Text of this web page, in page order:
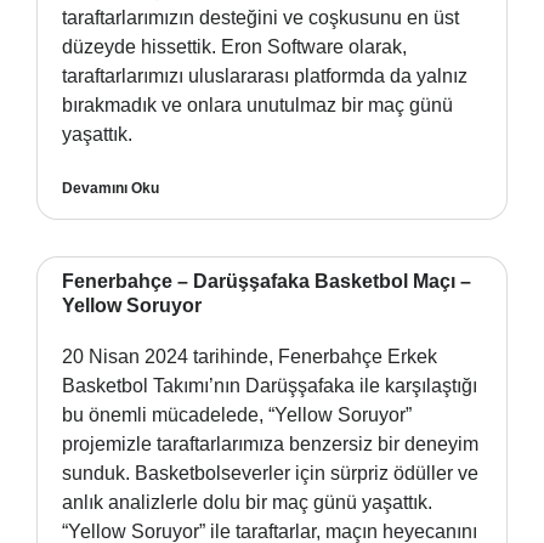
taraftarlarımızın desteğini ve coşkusunu en üst
düzeyde hissettik. Eron Software olarak,
taraftarlarımızı uluslararası platformda da yalnız
bırakmadık ve onlara unutulmaz bir maç günü
yaşattık.
Devamını Oku
Fenerbahçe – Darüşşafaka Basketbol Maçı –
Yellow Soruyor
20 Nisan 2024 tarihinde, Fenerbahçe Erkek
Basketbol Takımı’nın Darüşşafaka ile karşılaştığı
bu önemli mücadelede, “Yellow Soruyor”
projemizle taraftarlarımıza benzersiz bir deneyim
sunduk. Basketbolseverler için sürpriz ödüller ve
anlık analizlerle dolu bir maç günü yaşattık.
“Yellow Soruyor” ile taraftarlar, maçın heyecanını